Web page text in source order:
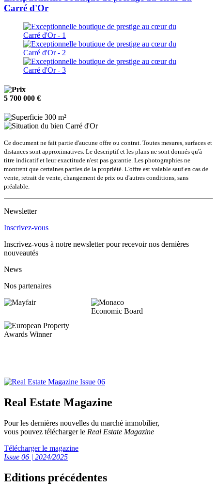
Carré d'Or
5 700 000 €
300 m²
Carré d'Or
Ce document ne fait partie d'aucune offre ou contrat. Toutes mesures, surfaces et
distances sont approximatives. Le descriptif et les plans ne sont donnés qu'à
titre indicatif et leur exactitude n'est pas garantie. Les photographies ne
montrent que certaines parties de la propriété. L'offre est valable sauf en cas de
vente, retrait de vente, changement de prix ou d'autres conditions, sans
préalable.
Newsletter
Inscrivez-vous
Inscrivez-vous à notre newsletter pour recevoir nos dernières
nouveautés
News
Nos partenaires
Real Estate Magazine
Pour les dernières nouvelles du marché immobilier,
vous pouvez télécharger le Real Estate Magazine
Télécharger le magazine
Issue 06 | 2024/2025
Editions précédentes